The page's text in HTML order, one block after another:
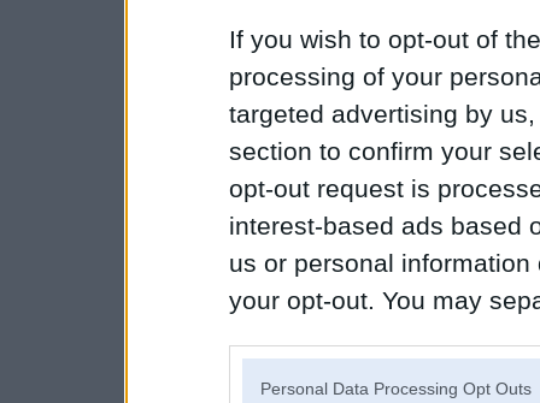
If you wish to opt-out of
processing of your
targeted advertising by
section to confirm your
opt-out request is
interest-based ads based
us or personal
your opt-out. You may
Personal Data Processing Opt Outs